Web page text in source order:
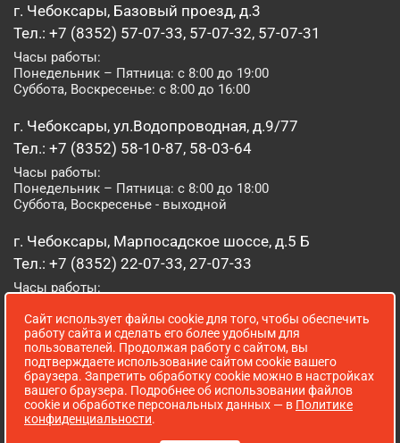
г. Чебоксары, Базовый проезд, д.3
Тел.: +7 (8352) 57-07-33, 57-07-32, 57-07-31
Часы работы:
Понедельник – Пятница: с 8:00 до 19:00
Суббота, Воскресенье: с 8:00 до 16:00
г. Чебоксары, ул.Водопроводная, д.9/77
Тел.: +7 (8352) 58-10-87, 58-03-64
Часы работы:
Понедельник – Пятница: с 8:00 до 18:00
Суббота, Воскресенье - выходной
г. Чебоксары, Марпосадское шоссе, д.5 Б
Тел.: +7 (8352) 22-07-33, 27-07-33
Часы работы:
Суббота, Воскресенье: с 8:00 до 16:00
г. Йошкар-Ола, ул. Луначарского, д. 52 А
Тел.: (8362) 41-07-31
Часы работы:
Понедельник – Пятница: с 8:00 до 18:00
Сайт использует файлы cookie для того, чтобы обеспечить
работу сайта и сделать его более удобным для
пользователей. Продолжая работу с сайтом, вы
подтверждаете использование сайтом cookie вашего
браузера. Запретить обработку cookie можно в настройках
вашего браузера. Подробнее об использовании файлов
cookie и обработке персональных данных — в Политике
конфиденциальности.